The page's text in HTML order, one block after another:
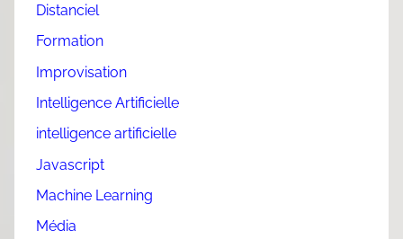
Distanciel
Formation
Improvisation
Intelligence Artificielle
intelligence artificielle
Javascript
Machine Learning
Média